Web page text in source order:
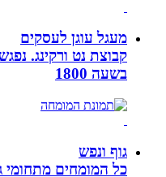
מעגל עוגן לעסקים
קבוצת נט ורקינג. נפגשת
בשעה 1800
גוף ונפש
כל המומחים מתחומי גוף